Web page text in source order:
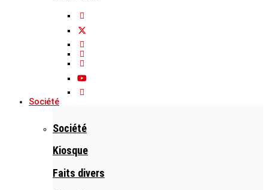
Société
Société
Kiosque
Faits divers